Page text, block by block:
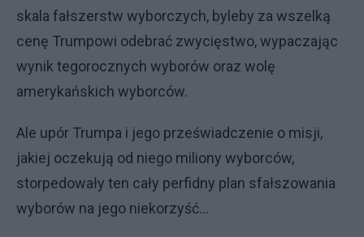
skala fałszerstw wyborczych, byleby za wszelką
cenę Trumpowi odebrać zwycięstwo, wypaczając
wynik tegorocznych wyborów oraz wolę
amerykańskich wyborców.
Ale upór Trumpa i jego przeświadczenie o misji,
jakiej oczekują od niego miliony wyborców,
storpedowały ten cały perfidny plan sfałszowania
wyborów na jego niekorzyść…